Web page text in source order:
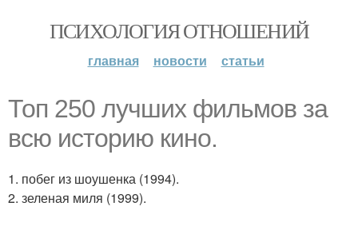
ПСИХОЛОГИЯ ОТНОШЕНИЙ
главная новости статьи
Топ 250 лучших фильмов за
всю историю кино.
1. побег из шоушенка (1994).
2. зеленая миля (1999).